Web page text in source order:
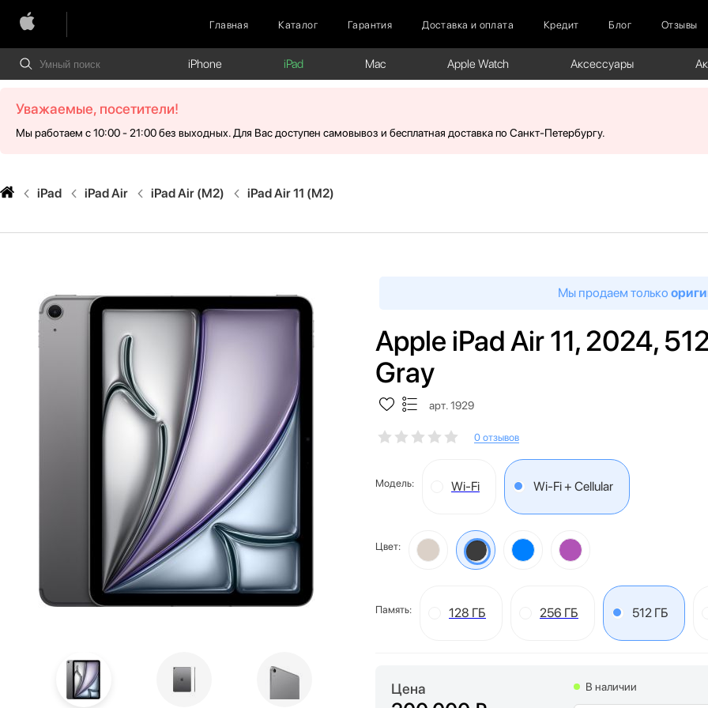
Главная Каталог Гарантия Доставка и оплата Кредит Блог Отзывы
iPhone iPad Mac Apple Watch Аксессуары
Уважаемые, посетители!
Мы работаем с 10:00 - 21:00 без выходных. Для Вас доступен самовывоз и бесплатная доставка по Санкт-Петербургу.
iPad iPad Air iPad Air (M2) iPad Air 11 (M2)
Мы продаем только
Apple iPad Air 11, 2024,
Gray
арт. 1929
0 отзывов
Модель: Wi-Fi Wi-Fi + Cellular
Цвет:
Память: 128 ГБ 256 ГБ 512 ГБ
Цена В наличии